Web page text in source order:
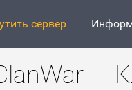
сервер
—